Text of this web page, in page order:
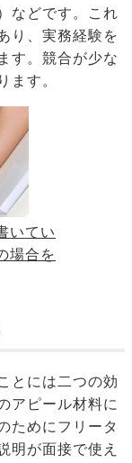
などです。これ
り、実務経験を
す。競合が少な
ます。
いてい
場合を
とには二つの効
アピール材料に
ためにフリータ
明が面接で使え